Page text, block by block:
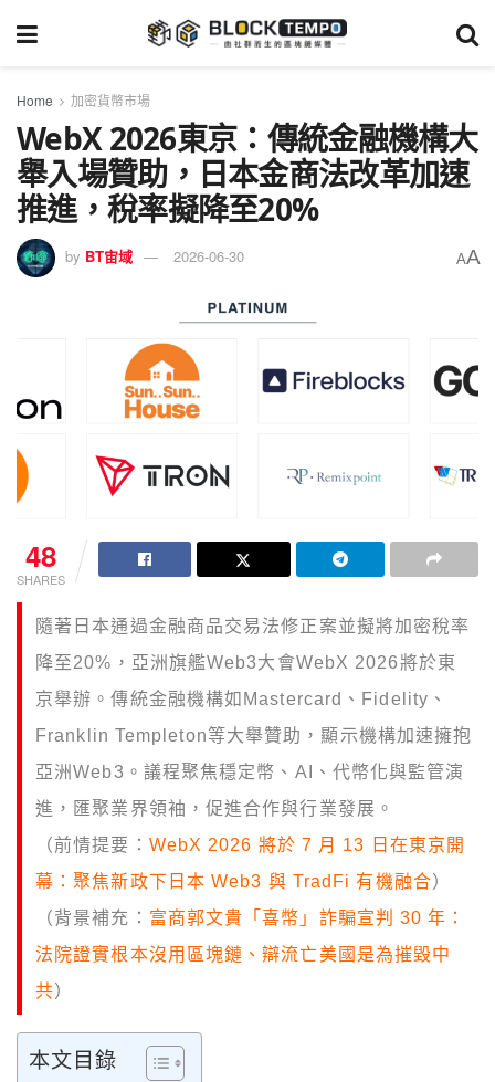
Home 加密貨幣市場
WebX 2026東京：傳統金融機構大
舉入場贊助，日本金商法改革加速
推進，稅率擬降至20%
by BT宙域 2026-06-30 AA
48
SHARES
隨著日本通過金融商品交易法修正案並擬將加密稅率
降至20%，亞洲旗艦Web3大會WebX 2026將於東
京舉辦。傳統金融機構如Mastercard、Fidelity、
Franklin Templeton等大舉贊助，顯示機構加速擁抱
亞洲Web3。議程聚焦穩定幣、AI、代幣化與監管演
進，匯聚業界領袖，促進合作與行業發展。
（前情提要： WebX 2026 將於 7 月 13 日在東京開
幕：聚焦新政下日本 Web3 與 TradFi 有機融合）
（背景補充： 富商郭文貴「喜幣」詐騙宣判 30 年：
法院證實根本沒用區塊鏈、辯流亡美國是為摧毀中
共）
本文目錄